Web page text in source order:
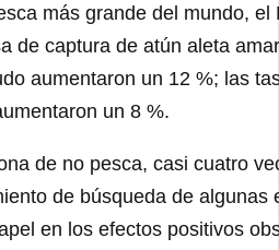
más grande del mundo,
de captura de atún aleta
aumentaron un 12 %; las
un 8 %.
de no pesca, casi cuatro
de búsqueda de
en los efectos positivos